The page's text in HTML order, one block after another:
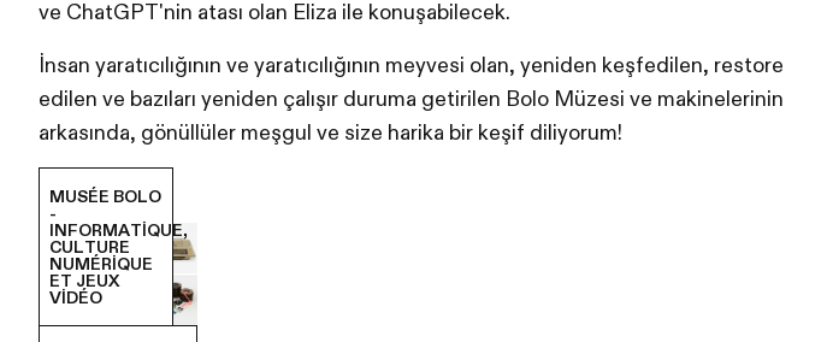
ve ChatGPT'nin atası olan Eliza ile konuşabilecek.
İnsan yaratıcılığının ve yaratıcılığının meyvesi olan, yeniden keşfedilen, restore
edilen ve bazıları yeniden çalışır duruma getirilen Bolo Müzesi ve makinelerinin
arkasında, gönüllüler meşgul ve size harika bir keşif diliyorum!
Actuellement
MUSÉE BOLO
-
INFORMATIQUE,
CULTURE
NUMÉRIQUE
ET JEUX
VIDÉO